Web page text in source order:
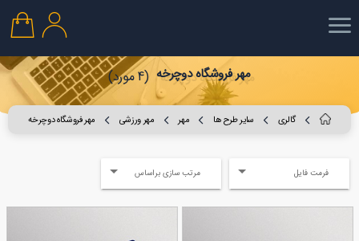
مهر فروشگاه دوچرخه (4 مورد)
گالری سایر طرح ها مهر مهر ورزشی مهر فروشگاه دوچرخه
فرمت فایل مرتب سازی براساس